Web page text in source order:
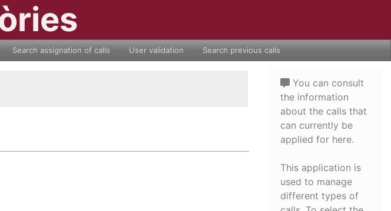
Search assignation of calls User validation Search previous calls
You can consult
the information
about the calls that
can currently be
applied for here.
This application is
used to manage
different types of